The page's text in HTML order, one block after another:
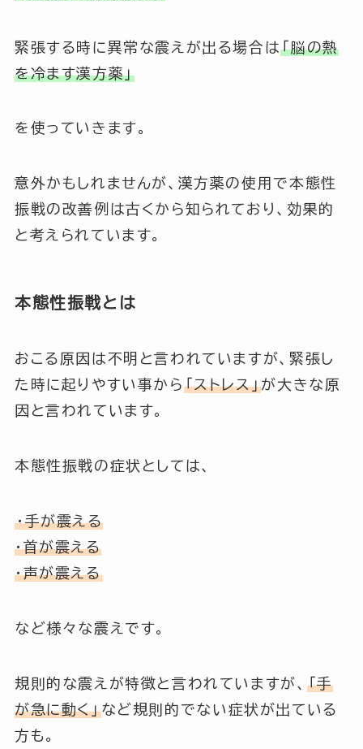
緊張する時に異常な震えが出る場合は「脳の熱
を冷ます漢方薬」
を使っていきます。
意外かもしれませんが、漢方薬の使用で本態性
振戦の改善例は古くから知られており、効果的
と考えられています。
本態性振戦とは
おこる原因は不明と言われていますが、緊張し
た時に起りやすい事から 「ストレス」が大きな原
因と言われています。
本態性振戦の症状としては、
・手が震える
・首が震える
・声が震える
など様々な震えです。
規則的な震えが特徴と言われていますが、 「手
が急に動く」など規則的でない症状が出ている
方も。